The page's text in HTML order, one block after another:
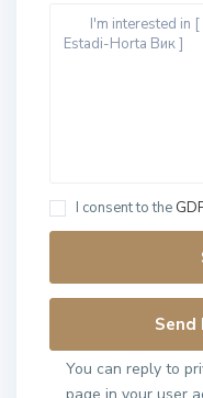
I consent to the
You can reply to